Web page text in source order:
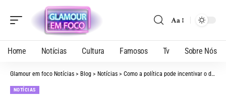
Aa
Home Notícias Cultura Famosos Tv Sobre Nós
Glamour em foco Notícias > Blog > Notícias > Como a política pode incentivar o desenvolvimento e uso de biocombustíveis
NOTÍCIAS